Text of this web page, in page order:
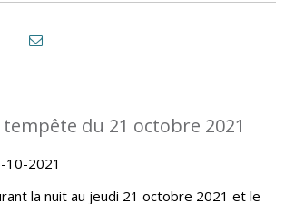
du 21 octobre 2021
10-2021
la nuit au jeudi 21 octobre 2021 et le